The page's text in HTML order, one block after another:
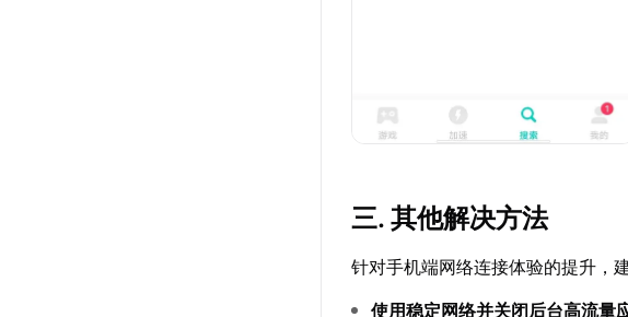
三. 其他解决方法
针对手机端网络连接体验的提升，
使用稳定网络并关闭后台高流量